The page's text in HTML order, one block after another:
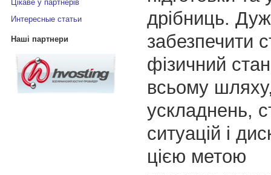
Цікаве у партнерів
Интересные статьи
Наші партнери
дрібниць.
забезпечити
фізичний
всьому
ускладнень,
ситуацій і
цією метою